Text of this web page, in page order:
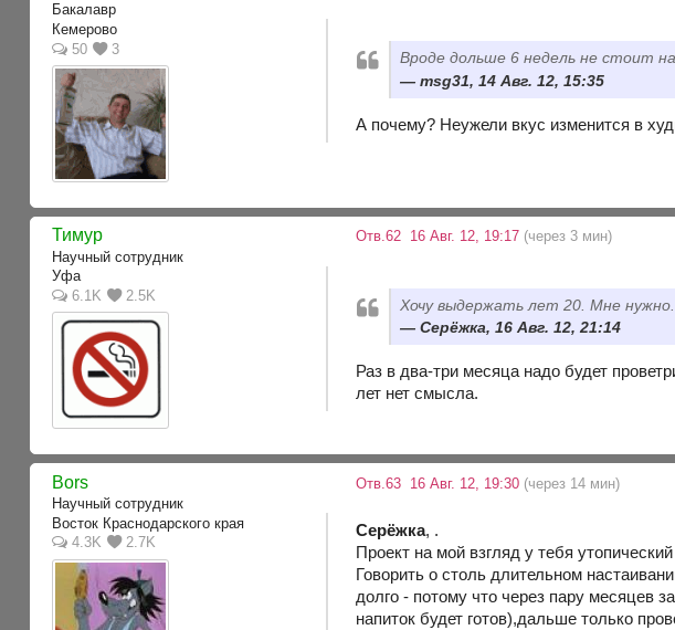
Бакалавр
Кемерово
50
3
Вроде дольше 6 недель не стоит
msg31, 14 Авг. 12, 15:35
А почему? Неужели вкус изменится в
Тимур
Научный сотрудник
Уфа
6.1K
2.5K
Отв.62 16 Авг. 12, 19:17 (через 3 мин)
Хочу выдержать лет 20. Мне нужно.
Серёжка, 16 Авг. 12, 21:14
Раз в два-три месяца надо будет
лет нет смысла.
Bors
Научный сотрудник
Восток Краснодарского края
4.3K
2.7K
Отв.63 16 Авг. 12, 19:30 (через 14 мин)
Серёжка, .
Проект на мой взгляд у тебя
Говорить о столь длительном
долго - потому что через пару месяцев
напиток будет готов),дальше только